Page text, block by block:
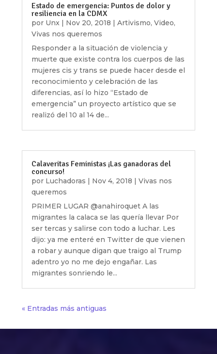
Estado de emergencia: Puntos de dolor y
resiliencia en la CDMX
por Unx| Nov 20, 2018 | Artivismo, Video,
Vivas nos queremos
Responder a la situación de violencia y
muerte que existe contra los cuerpos de las
mujeres cis y trans se puede hacer desde el
reconocimiento y celebración de las
diferencias, así lo hizo “Estado de
emergencia” un proyecto artístico que se
realizó del 10 al 14 de...
Calaveritas Feministas ¡Las ganadoras del
concurso!
por Luchadoras | Nov 4, 2018 | Vivas nos
queremos
PRIMER LUGAR @anahiroquet A las
migrantes la calaca se las quería llevar Por
ser tercas y salirse con todo a luchar. Les
dijo: ya me enteré en Twitter de que vienen
a robar y aunque digan que traigo al Trump
adentro yo no me dejo engañar. Las
migrantes sonriendo le...
« Entradas más antiguas